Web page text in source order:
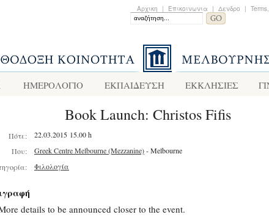
Αρχικη | Επικοινωνια | Δενδρο |
ΗΜΕΡΟΛΟΓΙΟ ΕΚΠΑΙΔΕΥΣΗ ΕΚΚΛΗΣΙΕΣ
Book Launch: Christos Fifis
Πότε:
22.03.2015 15.00 h
Που:
Greek Centre Melbourne (Mezzanine)- Melbourne
Φιλολογία
details to be announced closer to the event.